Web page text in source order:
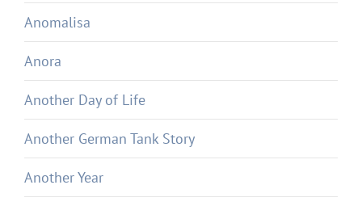
Anomalisa
Anora
Another Day of Life
Another German Tank Story
Another Year